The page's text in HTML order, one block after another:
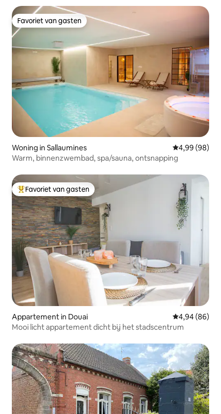
Favoriet van gasten
Favoriet van gasten
Woning in Sallaumines Gemiddelde
4,99 (98)
Warm, binnenzwembad, spa/sauna, ontsnapping
Topfavoriet van gasten
Favoriet van gasten
Appartement in Douai Gemiddelde
4,94 (86)
Mooi licht appartement dicht bij het stadscentrum